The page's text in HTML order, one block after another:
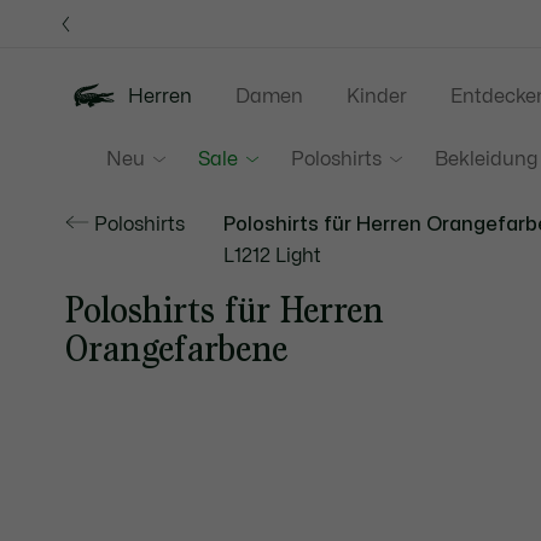
Herren
Neu Sale Poloshirts Bekleidung
Damen Kinder
Poloshirts Poloshirts für Herren
L1212 Light
Poloshirts für Herren
Orangefarbene